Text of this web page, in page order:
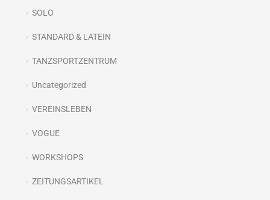
SOLO
STANDARD & LATEIN
TANZSPORTZENTRUM
Uncategorized
VEREINSLEBEN
VOGUE
WORKSHOPS
ZEITUNGSARTIKEL